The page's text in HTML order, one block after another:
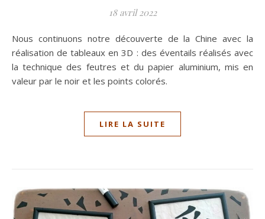
18 avril 2022
Nous continuons notre découverte de la Chine avec la
réalisation de tableaux en 3D : des éventails réalisés avec
la technique des feutres et du papier aluminium, mis en
valeur par le noir et les points colorés.
LIRE LA SUITE